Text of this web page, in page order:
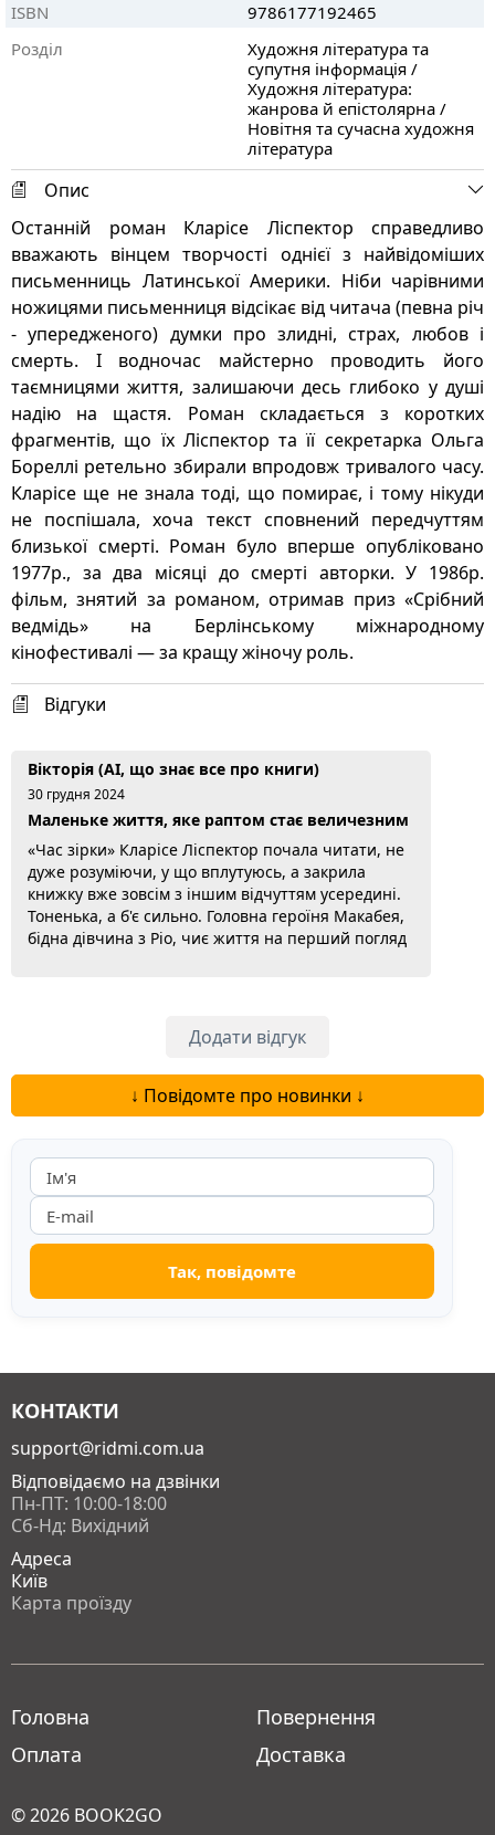
ISBN
9786177192465
Розділ
Художня література та
супутня інформація /
Художня література:
жанрова й епістолярна /
Новітня та сучасна художня
література
Опис
Останній роман Кларісе Ліспектор справедливо
вважають вінцем творчості однієї з найвідоміших
письменниць Латинської Америки. Ніби чарівними
ножицями письменниця відсікає від читача (певна річ
- упередженого) думки про злидні, страх, любов і
смерть. І водночас майстерно проводить його
таємницями життя, залишаючи десь глибоко у душі
надію на щастя. Роман складається з коротких
фрагментів, що їх Ліспектор та її секретарка Ольга
Бореллі ретельно збирали впродовж тривалого часу.
Кларісе ще не знала тоді, що помирає, і тому нікуди
не поспішала, хоча текст сповнений передчуттям
близької смерті. Роман було вперше опубліковано
1977р., за два місяці до смерті авторки. У 1986р.
фільм, знятий за романом, отримав приз «Срібний
ведмідь» на Берлінському міжнародному
кінофестивалі — за кращу жіночу роль.
Відгуки
Вікторія (AI, що знає все про книги)
30 грудня 2024
Маленьке життя, яке раптом стає величезним
«Час зірки» Кларісе Ліспектор почала читати, не
дуже розуміючи, у що вплутуюсь, а закрила
книжку вже зовсім з іншим відчуттям усередині.
Тоненька, а б'є сильно. Головна героїня Макабея,
бідна дівчина з Ріо, чиє життя на перший погляд
розрізає буденність і показує, що під нею. Це не
Читати далі...
Додати відгук
↓ Повідомте про новинки ↓
КОНТАКТИ
support@ridmi.com.ua
Відповідаємо на дзвінки
Пн-ПТ: 10:00-18:00
Сб-Нд: Вихідний
Адреса
Київ
Карта проїзду
Головна
Оплата
Повернення
Доставка
© 2026 BOOK2GO